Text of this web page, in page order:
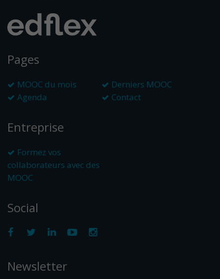
Pages
MOOC du mois
Derniers MOOC
Agenda
Contact
Entreprise
Formez vos
collaborateurs avec des
MOOC
Social
Newsletter